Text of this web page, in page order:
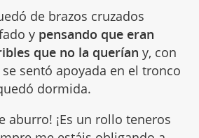
de brazos cruzados
y pensando que eran
que no la querían y, con
sentó apoyada en el tronco
dormida.
aburro! ¡Es un rollo teneros